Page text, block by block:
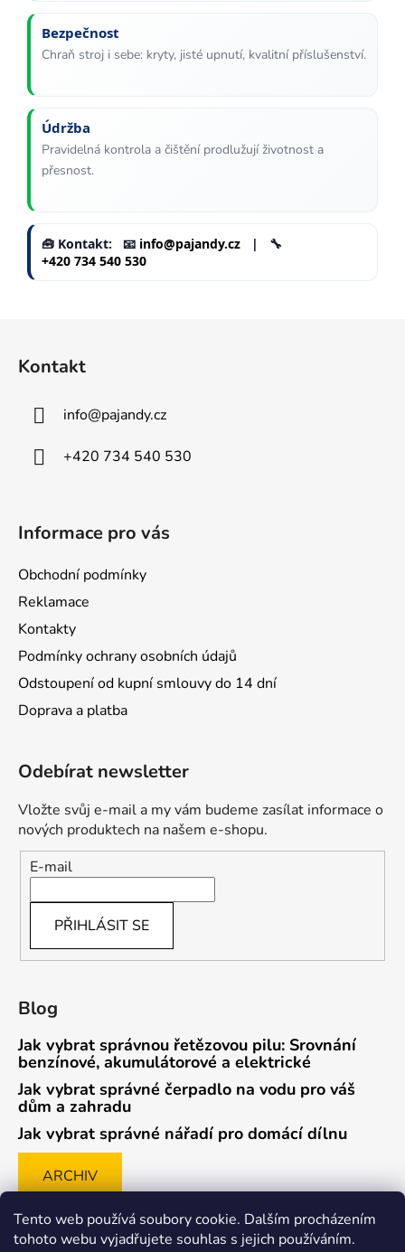
Tento web používá soubory cookie. Dalším procházením
tohoto webu vyjadřujete souhlas s jejich používáním.
s
Bezpečnost
Chraň stroj i sebe: kryty, jisté upnutí, kvalitní příslušenství.
Údržba
Pravidelná kontrola a čištění prodlužují životnost a
přesnost.
🧰 Kontakt: 📧 info@pajandy.cz | 🔧
+420 734 540 530
Kontakt
info@pajandy.cz
+420 734 540 530
Informace pro vás
Obchodní podmínky
Reklamace
Kontakty
Podmínky ochrany osobních údajů
Odstoupení od kupní smlouvy do 14 dní
Doprava a platba
Odebírat newsletter
Vložte svůj e-mail a my vám budeme zasílat informace o
nových produktech na našem e-shopu.
E-mail
PŘIHLÁSIT SE
Blog
Jak vybrat správnou řetězovou pilu: Srovnání
benzínové, akumulátorové a elektrické
Jak vybrat správné čerpadlo na vodu pro váš
dům a zahradu
Jak vybrat správné nářadí pro domácí dílnu
ARCHIV